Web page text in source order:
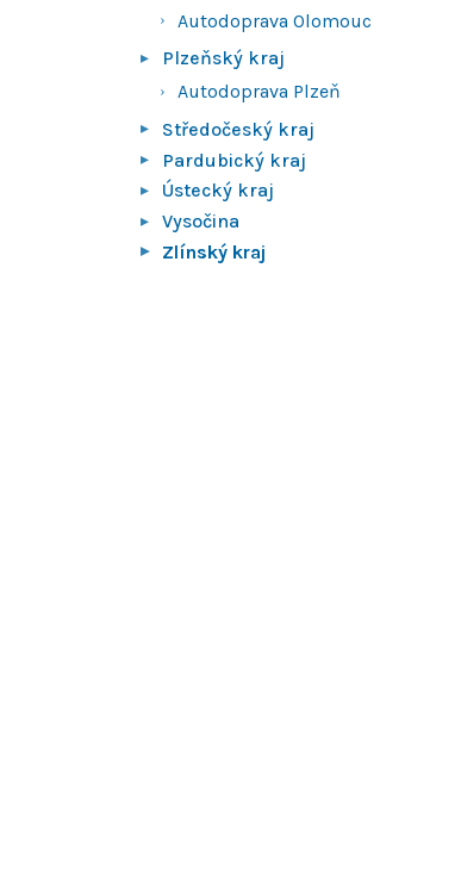
Autodoprava Olomouc
Plzeňský kraj
Autodoprava Plzeň
Středočeský kraj
Pardubický kraj
Ústecký kraj
Vysočina
Zlínský kraj